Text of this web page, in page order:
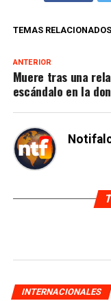
TEMAS RELACIONADOS
ANTERIOR
Muere tras una
escándalo en la
INTERNACIONALES